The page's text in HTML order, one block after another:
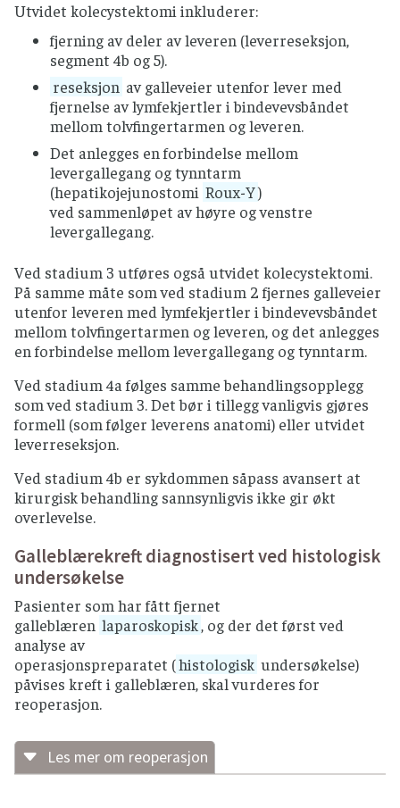
Kolangiokarsinom
i leverporten
som ikke er
mulig å operere, utredet med
celle-/vevsprøver fra gallegang
(ERCP),tumormarkørenCA 19-9 høyere enn
100 ng/ml kombinert medmalign
forsnevring av galleveier påvist ved
radiologisk undersøkelse.
Største diameter av tumor er under 30 mm.
Ingen tegn til lokalt tilbakefall bedømt
medCTellerMRtatt innen 3 uker før
vurdering.
Ikke tegn til tumorvekst utenfor lever
vurdert med CT eller MR ogPET(toraks, buk,
bekken), tatt innen 3 uker før
vurdering. Skjelettscintigrafiskal utføres.
Alder 18–65 år.
God allmenntilstand,performance status0
eller 1
Tilfredsstillende
blodprøver (
50,kreatinin under 1,25 x øvre
referanseverdi)
Uttak av lymfeknuter fra bindevevsbåndet
mellom tolvfingertarmen og leveren
(ligamentum hepatoduodenale)
medlaparoskopitilhistologisk
undersøkelse viser ingen spredning til
lymfeknuter. Dette må foreligge før
strålebehandling.
Ingen tegn til spredning til lunger vurdert
transplantasjon.
Ingen tegn til tumorvekst utenfor lever ved
Utvidet kolecystektomi inkluderer:
fjerning av deler av leveren (leverreseksjon,
segment 4b og 5).
reseksjon av galleveier utenfor lever med
fjernelse av lymfekjertler i bindevevsbåndet
mellom tolvfingertarmen og leveren.
Det anlegges en forbindelse mellom
levergallegang og tynntarm
(hepatikojejunostomi Roux-Y)
ved sammenløpet av høyre og venstre
levergallegang.
Ved stadium 3 utføres også utvidet kolecystektomi.
På samme måte som ved stadium 2 fjernes galleveier
utenfor leveren med lymfekjertler i bindevevsbåndet
mellom tolvfingertarmen og leveren, og det anlegges
en forbindelse mellom levergallegang og tynntarm.
Ved stadium 4a følges samme behandlingsopplegg
som ved stadium 3. Det bør i tillegg vanligvis gjøres
formell (som følger leverens anatomi) eller utvidet
leverreseksjon.
Ved stadium 4b er sykdommen såpass avansert at
kirurgisk behandling sannsynligvis ikke gir økt
overlevelse.
Galleblærekreft diagnostisert ved histologisk
undersøkelse
Pasienter som har fått fjernet
galleblæren laparoskopisk, og der det først ved
analyse av
operasjonspreparatet (histologisk undersøkelse)
påvises kreft i galleblæren, skal vurderes for
reoperasjon.
Les mer om reoperasjon